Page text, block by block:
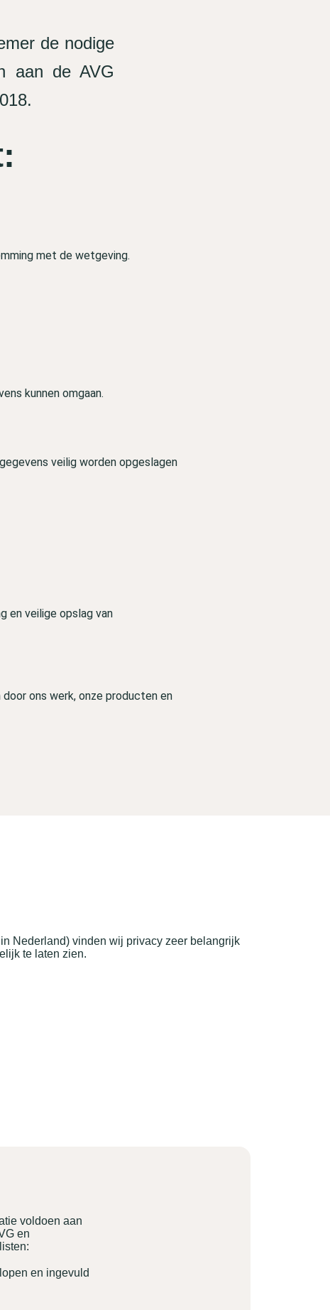
de nodige
aan de AVG
met de wetgeving.
kunnen omgaan.
veilig worden opgeslagen
en veilige opslag van
ons werk, onze producten en
Nederland) vinden wij privacy zeer belangrijk
te laten zien.
voldoen aan
en
en ingevuld